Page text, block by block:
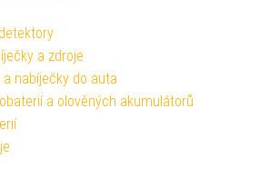
a zdroje
nabíječky do auta
a olověných akumulátorů